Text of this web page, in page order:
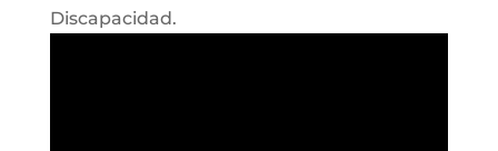
Discapacidad.